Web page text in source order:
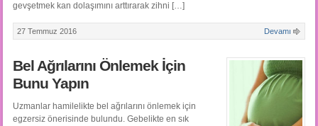
gevşetmek kan dolaşımını arttırarak zihni […]
27 Temmuz 2016 Devamı
Bel Ağrılarını Önlemek İçin
Bunu Yapın
Uzmanlar hamilelikte bel ağrılarını önlemek için
egzersiz önerisinde bulundu. Gebelikte en sık